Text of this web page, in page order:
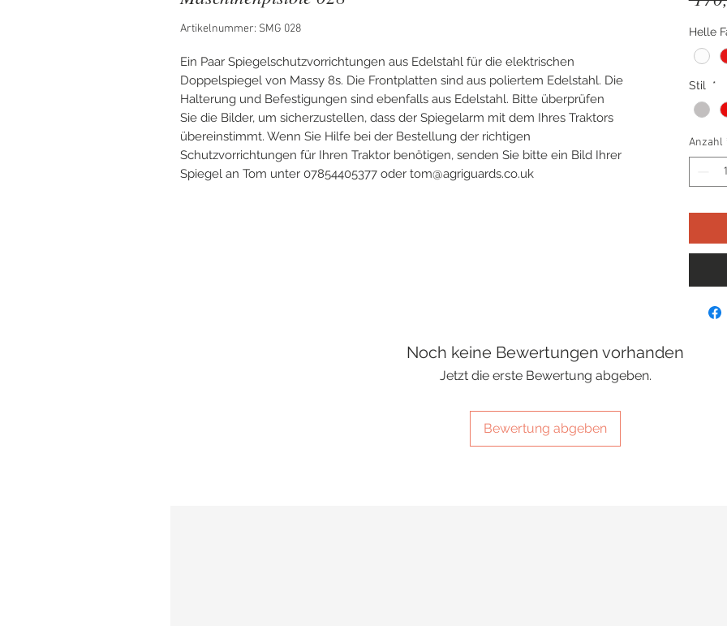
Artikelnummer: SMG 028
Ein Paar Spiegelschutzvorrichtungen aus Edelstahl für die elektrischen
Doppelspiegel von Massy 8s. Die Frontplatten sind aus poliertem Edelstahl. Die
Halterung und Befestigungen sind ebenfalls aus Edelstahl. Bitte überprüfen
Sie die Bilder, um sicherzustellen, dass der Spiegelarm mit dem Ihres Traktors
übereinstimmt. Wenn Sie Hilfe bei der Bestellung der richtigen
Schutzvorrichtungen für Ihren Traktor benötigen, senden Sie bitte ein Bild Ihrer
Spiegel an Tom unter 07854405377 oder tom@agriguards.co.uk
Helle
Stil *
Anzahl
Noch keine Bewertungen vorhanden
Jetzt die erste Bewertung abgeben.
Bewertung abgeben